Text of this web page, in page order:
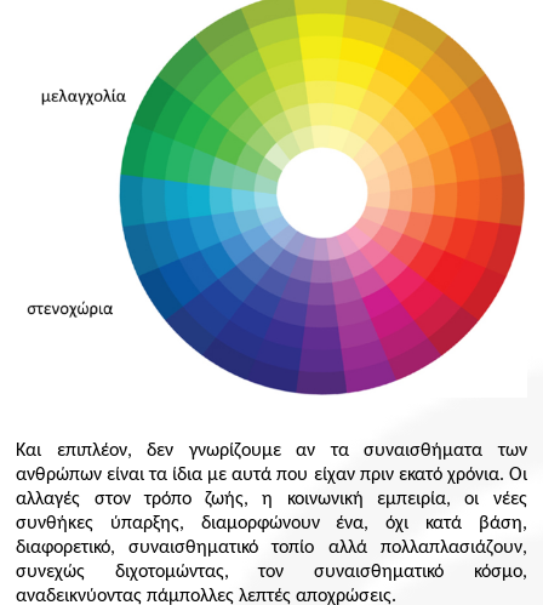
Και επιπλέον, δεν γνωρίζουμε αν τα συναισθήματα των
ανθρώπων είναι τα ίδια με αυτά που είχαν πριν εκατό χρόνια. Οι
αλλαγές στον τρόπο ζωής, η κοινωνική εμπειρία, οι νέες
συνθήκες ύπαρξης, διαμορφώνουν ένα, όχι κατά βάση,
διαφορετικό, συναισθηματικό τοπίο αλλά πολλαπλασιάζουν,
συνεχώς διχοτομώντας, τον συναισθηματικό κόσμο,
αναδεικνύοντας πάμπολλες λεπτές αποχρώσεις.